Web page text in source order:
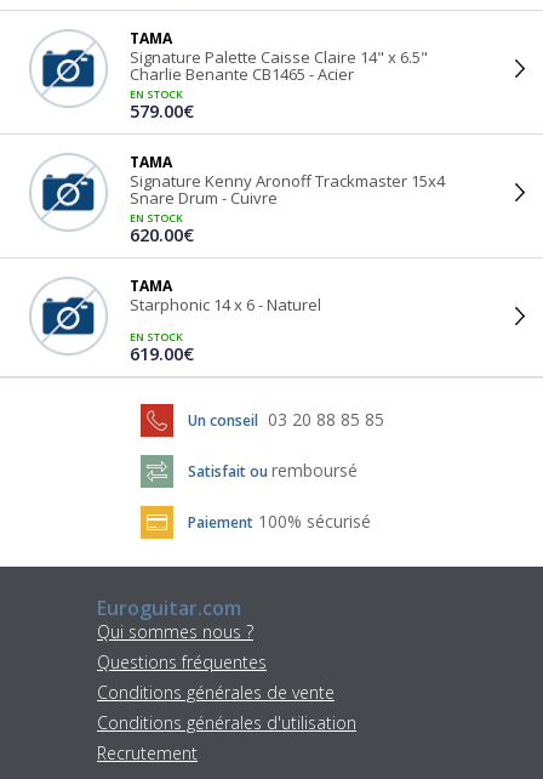
TAMA
Signature Palette Caisse Claire 14" x 6.5"
Charlie Benante CB1465 - Acier
EN STOCK
579.00€
TAMA
Signature Kenny Aronoff Trackmaster 15x4
Snare Drum - Cuivre
EN STOCK
620.00€
TAMA
Starphonic 14 x 6 - Naturel
EN STOCK
619.00€
Un conseil 03 20 88 85 85
Satisfait ou remboursé
Paiement 100% sécurisé
Euroguitar.com
Qui sommes nous ?
Questions fréquentes
Conditions générales de vente
Conditions générales d'utilisation
Recrutement